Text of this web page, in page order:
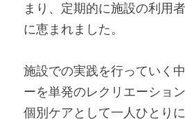
まり、定期的に施設の利用
に恵まれました。
施設での実践を行っていく
ーを単発のレクリエーショ
個別ケアとして一人ひとり